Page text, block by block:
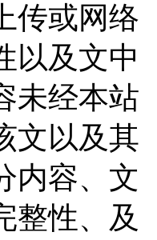
传或网络
以及文中
未经本站
文以及其
内容、文
整性、及